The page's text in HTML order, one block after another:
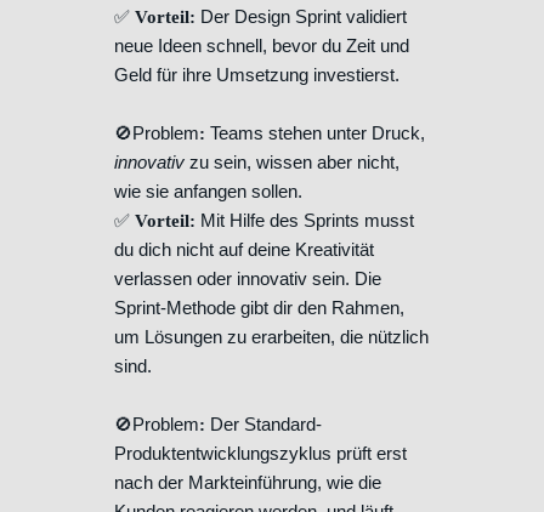
✅ Vorteil: Der Design Sprint validiert
neue Ideen schnell, bevor du Zeit und
Geld für ihre Umsetzung investierst.
🚫Problem: Teams stehen unter Druck,
innovativ zu sein, wissen aber nicht,
wie sie anfangen sollen.
✅ Vorteil: Mit Hilfe des Sprints musst
du dich nicht auf deine Kreativität
verlassen oder innovativ sein. Die
Sprint-Methode gibt dir den Rahmen,
um Lösungen zu erarbeiten, die nützlich
sind.
🚫Problem: Der Standard-
Produktentwicklungszyklus prüft erst
nach der Markteinführung, wie die